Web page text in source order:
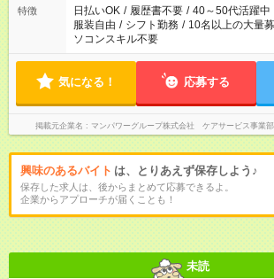
案内が難しい場合があります
特徴 日払いOK / 履歴書不要 / 40～50代活躍中
服装自由 / シフト勤務 / 10名以上の大量
ソコンスキル不要
気になる！ 応募する
掲載元企業名 マンパワーグループ株式会社 ケアサービス事業
興味のあるバイト は、とりあえず保存しよう♪
保存した求人は、後からまとめて応募できるよ。
企業からアプローチが届くことも！
未読